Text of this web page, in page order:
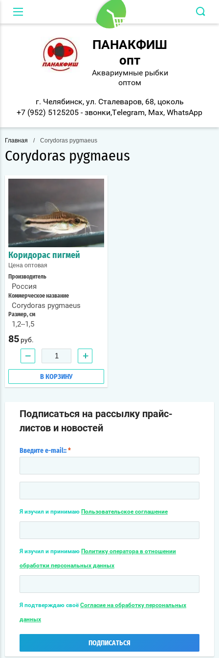
Вход в кабинет
ПАНАКФИШ
опт
Аквариумные рыбки
оптом
г. Челябинск, ул. Сталеваров, 68, цоколь
+7 (952) 5125205 - звонки,Telegram, Max, WhatsApp
Главная / Corydoras pygmaeus
Corydoras pygmaeus
Коридорас пигмей
Цена оптовая
Производитель
Россия
Коммерческое название
Corydoras pygmaeus
Размер, см
1,2--1,5
85 руб.
− +
В КОРЗИНУ
Подписаться на рассылку прайс-
листов и новостей
Введите e-mail:: *
Я изучил и принимаю Пользовательское соглашение
Я изучил и принимаю Политику оператора в отношении
обработки персональных данных
Я подтверждаю своёСогласие на обработку персональных
данных
ПОДПИСАТЬСЯ